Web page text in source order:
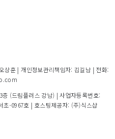
상훈 | 개인정보관리책임자: 김길남 | 전화:
(드림플러스 강남) | 사업자등록번호:
초-0967호 | 호스팅제공자: (주)식스샵